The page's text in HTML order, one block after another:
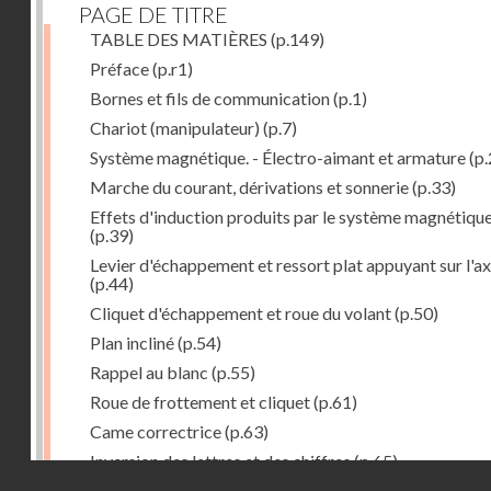
PAGE DE TITRE
TABLE DES MATIÈRES (p.149)
Préface(p.r1)
Bornes et fils de communication(p.1)
Chariot (manipulateur) (p.7)
Système magnétique. - Électro-aimant et armature
Marche du courant, dérivations et sonnerie(p.33)
Effets d'induction produits par le système
(p.39)
Levier d'échappement et ressort plat appuyant sur
(p.44)
Cliquet d'échappement et roue du volant(p.50)
Plan incliné(p.54)
Rappel au blanc (p.55)
Roue de frottement et cliquet(p.61)
Came correctrice(p.63)
Inversion des lettres et des chiffres(p.65)